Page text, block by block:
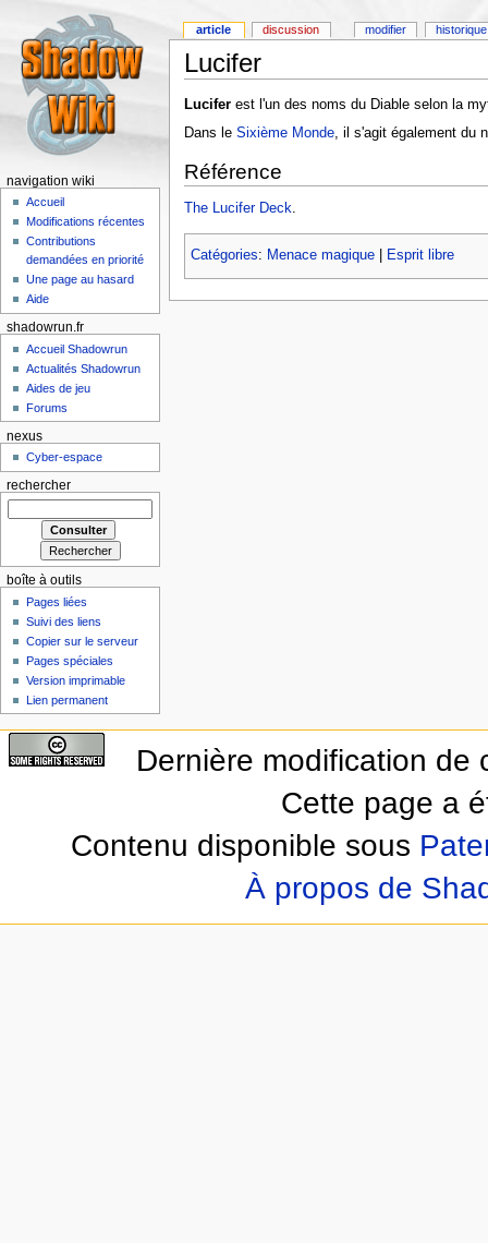
Lucifer
Luciferest l'un des noms du Diable selon la
Dans le Sixième Monde, il s'agit également du
Référence
The Lucifer Deck.
Catégories: Menace magique| Esprit libre
article discussion modifier historique
navigation wiki
Accueil
Modifications récentes
Contributions
demandées en priorité
Une page au hasard
Aide
shadowrun.fr
Accueil Shadowrun
Actualités Shadowrun
Aides de jeu
Forums
nexus
Cyber-espace
rechercher
boîte à outils
Pages liées
Suivi des liens
Copier sur le serveur
Pages spéciales
Version imprimable
Lien permanent
Dernière modification de
Cette page a
Contenu disponible sous
À propos de